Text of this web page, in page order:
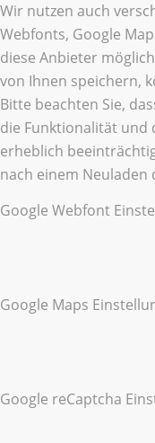
Wir nutzen auch
Webfonts, Google
diese Anbieter
von Ihnen speichern,
Bitte beachten Sie,
die Funktionalität und
erheblich
nach einem Neuladen
Google Webfont
Google Maps
Google reCaptcha